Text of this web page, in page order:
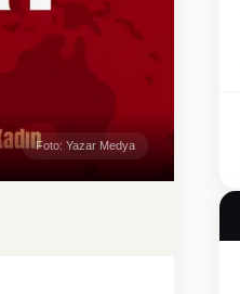
Foto: Yazar Medya